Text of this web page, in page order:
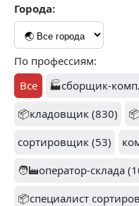
2.3
МОССКЛАД (50)
1.5
ЯНДЕКС.ЛАВКА (37)
Города:
По профессиям:
Все
🏭сборщик-
📦кладовщик (830) 📦
сортировщик (53)
🧑‍🏭оператор-склада
📦специалист